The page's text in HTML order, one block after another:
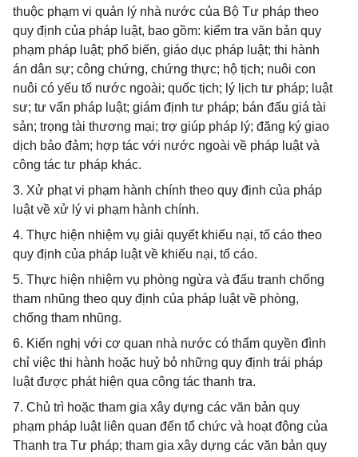
thuộc phạm vi quản lý nhà nước của Bộ Tư pháp theo
quy định của pháp luật, bao gồm: kiểm tra văn bản quy
phạm pháp luật; phổ biến, giáo dục pháp luật; thi hành
án dân sự; công chứng, chứng thực; hộ tịch; nuôi con
nuôi có yếu tố nước ngoài; quốc tịch; lý lịch tư pháp; luật
sư; tư vấn pháp luật; giám định tư pháp; bán đấu giá tài
sản; trọng tài thương mại; trợ giúp pháp lý; đăng ký giao
dịch bảo đảm; hợp tác với nước ngoài về pháp luật và
công tác tư pháp khác.
3. Xử phạt vi phạm hành chính theo quy định của pháp
luật về xử lý vi phạm hành chính.
4. Thực hiện nhiệm vụ giải quyết khiếu nại, tố cáo theo
quy định của pháp luật về khiếu nại, tố cáo.
5. Thực hiện nhiệm vụ phòng ngừa và đấu tranh chống
tham nhũng theo quy định của pháp luật về phòng,
chống tham nhũng.
6. Kiến nghị với cơ quan nhà nước có thẩm quyền đình
chỉ việc thi hành hoặc huỷ bỏ những quy định trái pháp
luật được phát hiện qua công tác thanh tra.
7. Chủ trì hoặc tham gia xây dựng các văn bản quy
phạm pháp luật liên quan đến tổ chức và hoạt động của
Thanh tra Tư pháp; tham gia xây dựng các văn bản quy